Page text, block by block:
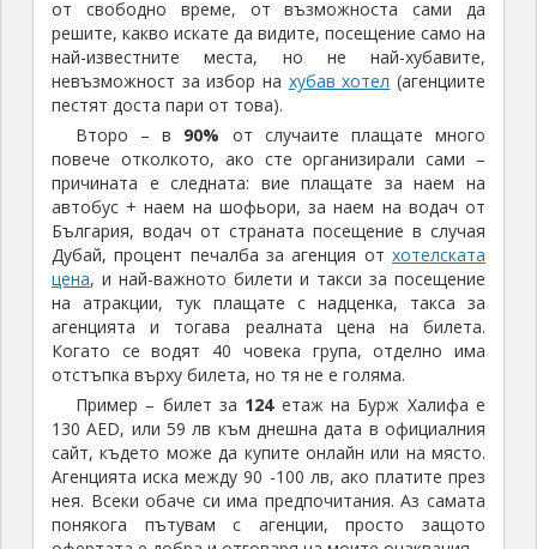
от свободно време, от възможноста сами да
решите, какво искате да видите, посещение само на
най-известните места, но не най-хубавите,
невъзможност за избор на хубав хотел (агенциите
пестят доста пари от това).
Второ – в 90% от случаите плащате много
повече отколкото, ако сте организирали сами –
причината е следната: вие плащате за наем на
автобус + наем на шофьори, за наем на водач от
България, водач от страната посещение в случая
Дубай, процент печалба за агенция отхотелската
цена, и най-важното билети и такси за посещение
на атракции, тук плащате с надценка, такса за
агенцията и тогава реалната цена на билета.
Когато се водят 40 човека група, отделно има
отстъпка върху билета, но тя не е голяма.
Пример – билет за 124етаж на Бурж Халифа е
130 AED, или 59 лв към днешна дата в официалния
сайт, където може да купите онлайн или на място.
Агенцията иска между 90 -100 лв, ако платите през
нея. Всеки обаче си има предпочитания. Аз самата
понякога пътувам с агенции, просто защото